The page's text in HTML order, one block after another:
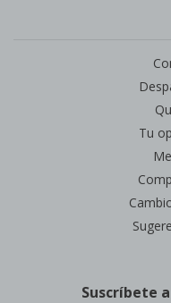
Tu
Suscríbete